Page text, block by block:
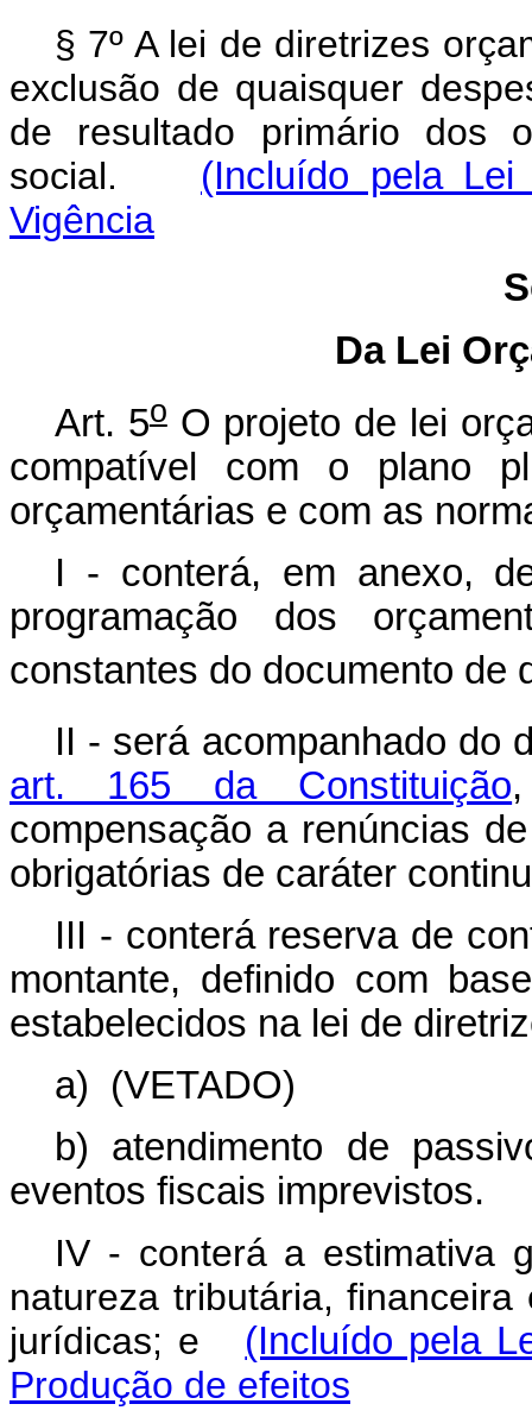
§ 7º A lei de diretrizes
exclusão de quaisquer
de resultado primário dos
social.
(Incluído pela Lei
Vigência
Da Lei
Art. 5oO projeto de lei
compatível com o plano
orçamentárias e com as
I - conterá, em anexo,
programação dos
constantes do documento de
II - será acompanhado do
art. 165 da Constituição
compensação a renúncias
obrigatórias de caráter
III - conterá reserva de
montante, definido com
estabelecidos na lei de
a)
(VETADO)
b) atendimento de
eventos fiscais imprevistos.
IV - conterá a estimativa
natureza tributária,
jurídicas; e (Incluído pela
Produção de efeitos